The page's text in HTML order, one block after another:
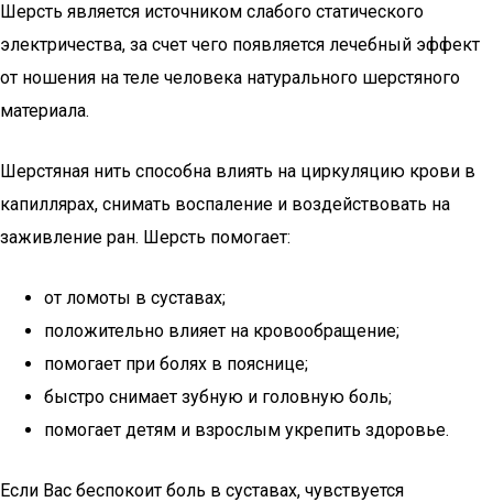
Шерсть является источником слабого статического
электричества, за счет чего появляется лечебный эффект
от ношения на теле человека натурального шерстяного
материала.
Шерстяная нить способна влиять на циркуляцию крови в
капиллярах, снимать воспаление и воздействовать на
заживление ран. Шерсть помогает:
от ломоты в суставах;
положительно влияет на кровообращение;
помогает при болях в пояснице;
быстро снимает зубную и головную боль;
помогает детям и взрослым укрепить здоровье.
Если Вас беспокоит боль в суставах, чувствуется